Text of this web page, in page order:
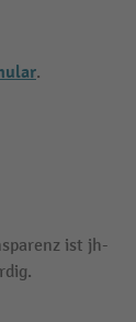
.
ist jh-